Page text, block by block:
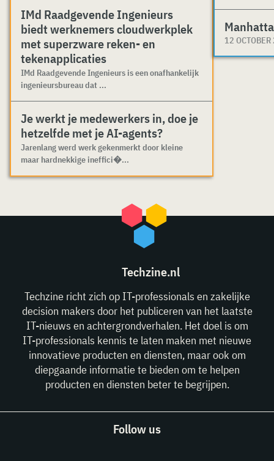
IMd Raadgevende Ingenieurs
biedt werknemers cloudwerkplek
met superzware reken- en
tekenapplicaties
IMd Raadgevende Ingenieurs is een onafhankelijk
ingenieursbureau dat ...
Je werkt je medewerkers in, doe je
hetzelfde met je AI-agents?
Jarenlang werd werk gekenmerkt door kleine
maar hardnekkige ineffici�...
12
Techzine.nl
Techzine richt zich op IT-professionals en zakelijke
decision makers door het publiceren van het laatste
IT-nieuws en achtergrondverhalen. Het doel is om
IT-professionals kennis te laten maken met nieuwe
innovatieve producten en diensten, maar ook om
diepgaande informatie te bieden om te helpen
producten en diensten beter te begrijpen.
Follow us